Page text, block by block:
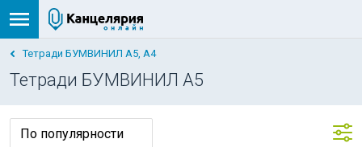
Тетради БУМВИНИЛ А5, А4
Тетради БУМВИНИЛ А5